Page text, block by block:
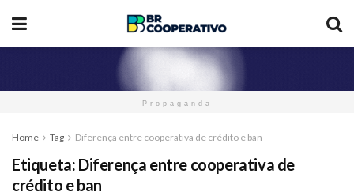
Propaganda
Home Tag Diferença entre cooperativa de crédito e ban
Etiqueta: Diferença entre cooperativa de
crédito e ban